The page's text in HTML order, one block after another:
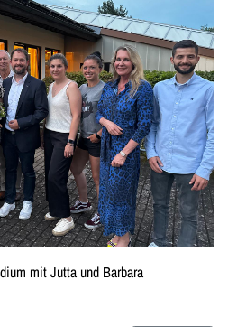
mit Jutta und Barbara